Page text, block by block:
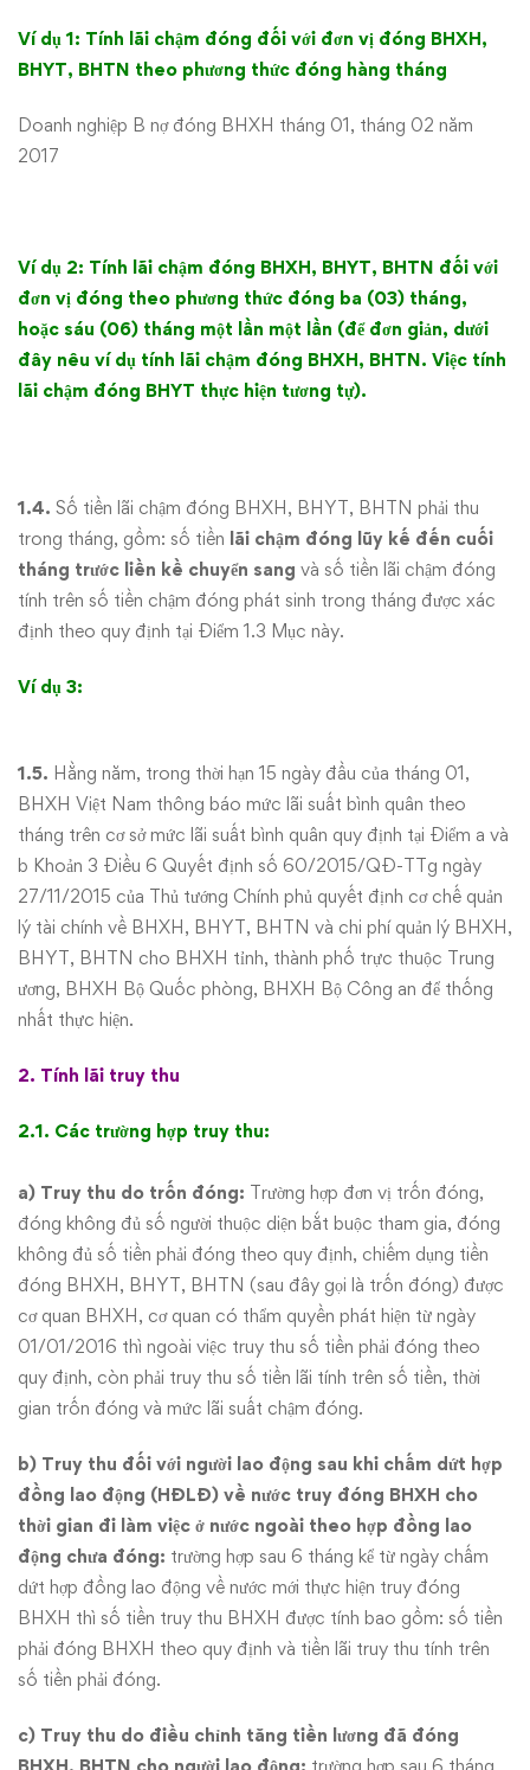
Ví dụ 1: Tính lãi chậm đóng đối với đơn vị đóng BHXH,
BHYT, BHTN theo phương thức đóng hàng tháng
Doanh nghiệp B nợ đóng BHXH tháng 01, tháng 02 năm
2017
Ví dụ 2: Tính lãi chậm đóng BHXH, BHYT, BHTN đối với
đơn vị đóng theo phương thức đóng ba (03) tháng,
hoặc sáu (06) tháng một lần một lần (để đơn giản, dưới
đây nêu ví dụ tính lãi chậm đóng BHXH, BHTN. Việc tính
lãi chậm đóng BHYT thực hiện tương tự).
1.4. Số tiền lãi chậm đóng BHXH, BHYT, BHTN phải thu
trong tháng, gồm: số tiền lãi chậm đóng lũy kế đến cuối
tháng trước liền kề chuyển sang và số tiền lãi chậm đóng
tính trên số tiền chậm đóng phát sinh trong tháng được xác
định theo quy định tại Điểm 1.3 Mục này.
Ví dụ 3:
1.5. Hằng năm, trong thời hạn 15 ngày đầu của tháng 01,
BHXH Việt Nam thông báo mức lãi suất bình quân theo
tháng trên cơ sở mức lãi suất bình quân quy định tại Điểm a và
b Khoản 3 Điều 6 Quyết định số 60/2015/QĐ-TTg ngày
27/11/2015 của Thủ tướng Chính phủ quyết định cơ chế quản
lý tài chính về BHXH, BHYT, BHTN và chi phí quản lý BHXH,
BHYT, BHTN cho BHXH tỉnh, thành phố trực thuộc Trung
ương, BHXH Bộ Quốc phòng, BHXH Bộ Công an để thống
nhất thực hiện.
2. Tính lãi truy thu
2.1. Các trường hợp truy thu:
a) Truy thu do trốn đóng: Trường hợp đơn vị trốn đóng,
đóng không đủ số người thuộc diện bắt buộc tham gia, đóng
không đủ số tiền phải đóng theo quy định, chiếm dụng tiền
đóng BHXH, BHYT, BHTN (sau đây gọi là trốn đóng) được
cơ quan BHXH, cơ quan có thẩm quyền phát hiện từ ngày
01/01/2016 thì ngoài việc truy thu số tiền phải đóng theo
quy định, còn phải truy thu số tiền lãi tính trên số tiền, thời
gian trốn đóng và mức lãi suất chậm đóng.
b) Truy thu đối với người lao động sau khi chấm dứt hợp
đồng lao động (HĐLĐ) về nước truy đóng BHXH cho
thời gian đi làm việc ở nước ngoài theo hợp đồng lao
động chưa đóng: trường hợp sau 6 tháng kể từ ngày chấm
dứt hợp đồng lao động về nước mới thực hiện truy đóng
BHXH thì số tiền truy thu BHXH được tính bao gồm: số tiền
phải đóng BHXH theo quy định và tiền lãi truy thu tính trên
số tiền phải đóng.
c) Truy thu do điều chỉnh tăng tiền lương đã đóng